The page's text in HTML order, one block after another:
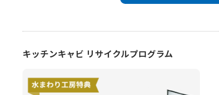
キッチンキャビ リサイクルプログラム